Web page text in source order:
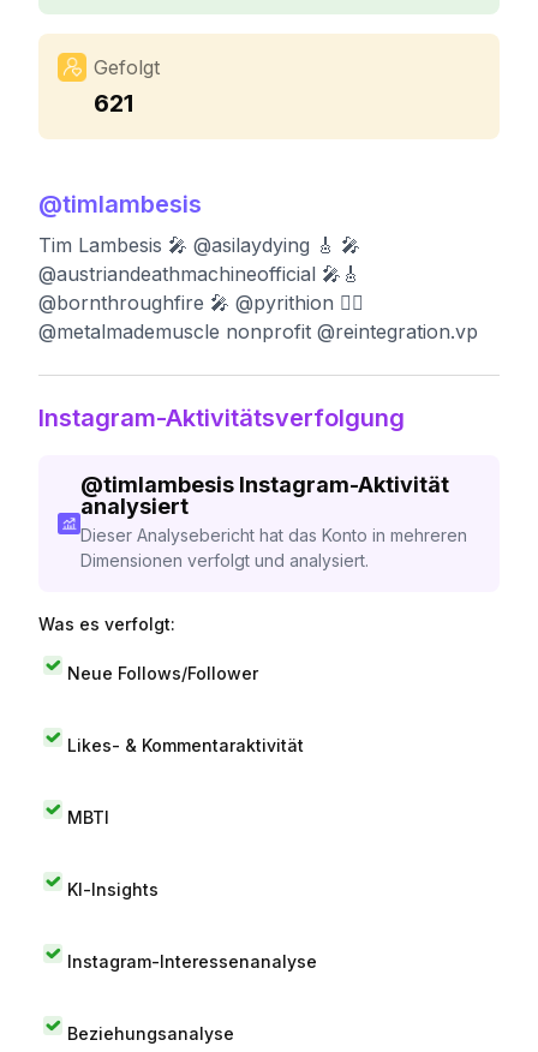
Gefolgt
621
@timlambesis
Tim Lambesis 🎤 @asilaydying 🎸 🎤
@austriandeathmachineofficial 🎤🎸
@bornthroughfire 🎤 @pyrithion 🏋️‍♂️
@metalmademuscle nonprofit @reintegration.vp
Instagram-Aktivitätsverfolgung
@timlambesis Instagram-Aktivität
analysiert
Dieser Analysebericht hat das Konto in mehreren
Dimensionen verfolgt und analysiert.
Was es verfolgt:
Neue Follows/Follower
Likes- & Kommentaraktivität
MBTI
KI-Insights
Instagram-Interessenanalyse
Beziehungsanalyse